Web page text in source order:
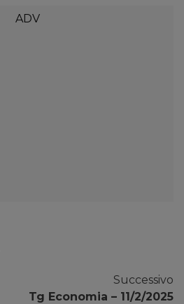
Successivo
Tg Economia – 11/2/2025